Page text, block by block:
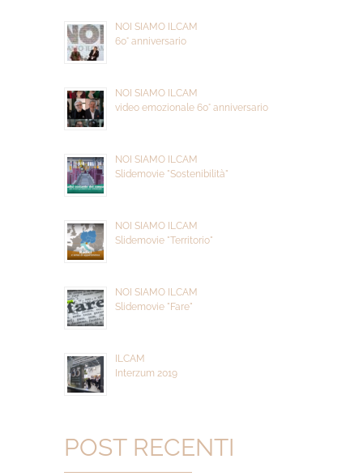
NOI SIAMO ILCAM
60° anniversario
NOI SIAMO ILCAM
video emozionale 60° anniversario
NOI SIAMO ILCAM
Slidemovie "Sostenibilità"
NOI SIAMO ILCAM
Slidemovie "Territorio"
NOI SIAMO ILCAM
Slidemovie "Fare"
ILCAM
Interzum 2019
POST RECENTI